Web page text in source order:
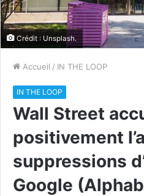
Crédit : Unsplash.
Accueil / IN THE LOOP
IN THE LOOP
Wall Street
positivement
suppressions
Google